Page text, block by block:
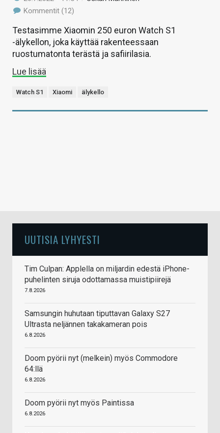
Kommentit (12)
Testasimme Xiaomin 250 euron Watch S1
-älykellon, joka käyttää rakenteessaan
ruostumatonta terästä ja safiirilasia.
Lue lisää
Watch S1 Xiaomi älykello
UUTISIA LYHYESTI
Tim Culpan: Applella on miljardin edestä iPhone-
puhelinten siruja odottamassa muistipiirejä
7.8.2026
Samsungin huhutaan tiputtavan Galaxy S27
Ultrasta neljännen takakameran pois
6.8.2026
Doom pyörii nyt (melkein) myös Commodore
64:llä
6.8.2026
Doom pyörii nyt myös Paintissa
6.8.2026